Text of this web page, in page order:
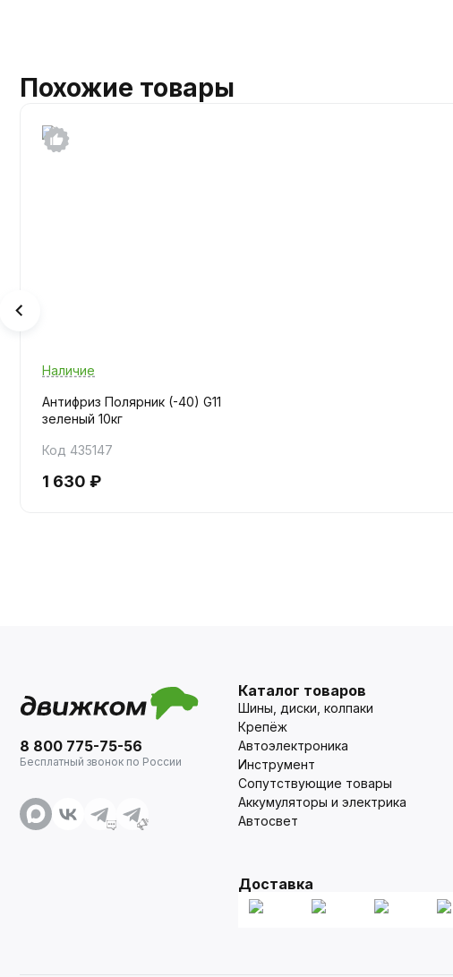
Похожие товары
Наличие
Антифриз Полярник (-40) G11
зеленый 10кг
Код 435147
1 630 ₽
8 800 775-75-56
Бесплатный звонок по России
Каталог товаров
Шины, диски, колпаки
Крепёж
Автоэлектроника
Инструмент
Сопутствующие товары
Аккумуляторы и электрика
Автосвет
Доставка